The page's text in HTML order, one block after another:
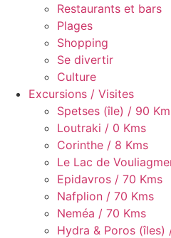
Restaurants et bars
Plages
Shopping
Se divertir
Culture
Excursions / Visites
Spetses (île) / 90
Loutraki / 0 Kms
Corinthe / 8 Kms
Le Lac de
Epidavros / 70 Kms
Nafplion / 70 Kms
Neméa / 70 Kms
Hydra & Poros (îles)